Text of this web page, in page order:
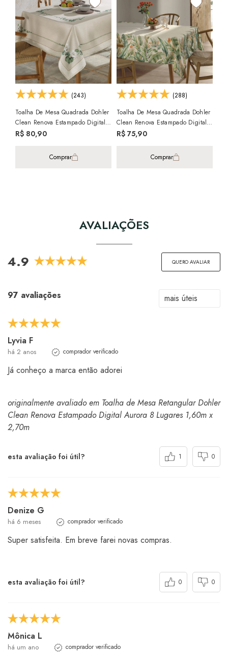
(243)
Toalha De Mesa Quadrada Dohler
Clean Renova Estampado Digital
Botânica Flores 4 Lugares 1,40m
R$ 80,90
Comprar
(288)
Toalha De Mesa Quadrada Dohler
Clean Renova Estampado Digital
Hércules 4 Lugares 1,40m X
R$ 75,90
Comprar
AVALIAÇÕES
4.9 QUERO AVALIAR
97 avaliações
Lyvia F
há 2 anos comprador verificado
Já conheço a marca então adorei
originalmente avaliado em Toalha de Mesa Retangular Dohler
Clean Renova Estampado Digital Aurora 8 Lugares 1,60m x
2,70m
esta avaliação foi útil? 1 0
Denize G
há 6 meses comprador verificado
Super satisfeita. Em breve farei novas compras.
esta avaliação foi útil? 0 0
Mônica L
há um ano comprador verificado